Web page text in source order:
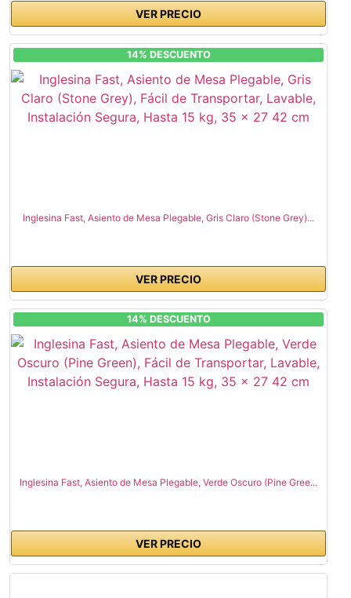
VER PRECIO
14% DESCUENTO
Inglesina Fast, Asiento de Mesa Plegable, Gris Claro (Stone Grey)...
VER PRECIO
14% DESCUENTO
Inglesina Fast, Asiento de Mesa Plegable, Verde Oscuro (Pine Gree...
VER PRECIO